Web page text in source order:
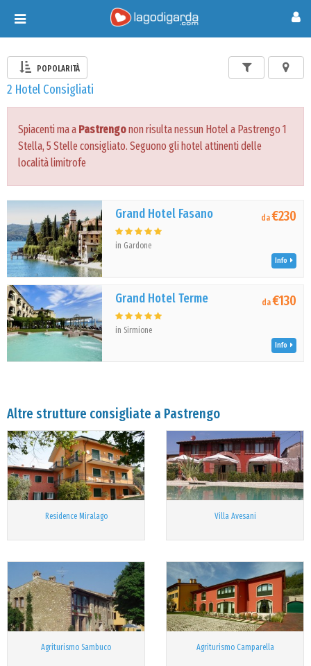
Toggle
navigation
POPOLARITÀ
2 Hotel Consigliati
Spiacenti ma a Pastrengonon risulta nessun Hotel a Pastrengo 1
Stella, 5 Stelle consigliato. Seguono gli hotel attinenti delle
località limitrofe
Grand Hotel Fasano
in Gardone
da€230
Info
Grand Hotel Terme
in Sirmione
da€130
Info
Altre strutture consigliate a Pastrengo
Residence Miralago Villa Avesani
Agriturismo Sambuco Agriturismo Camparella